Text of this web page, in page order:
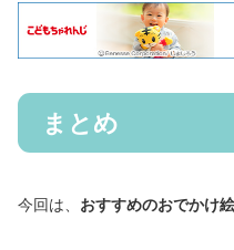
まとめ
今回は、 おすすめのおでかけ